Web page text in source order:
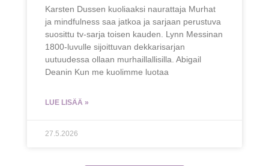
Karsten Dussen kuoliaaksi naurattaja Murhat
ja mindfulness saa jatkoa ja sarjaan perustuva
suosittu tv-sarja toisen kauden. Lynn Messinan
1800-luvulle sijoittuvan dekkarisarjan
uutuudessa ollaan murhaillallisilla. Abigail
Deanin Kun me kuolimme luotaa
LUE LISÄÄ »
27.5.2026